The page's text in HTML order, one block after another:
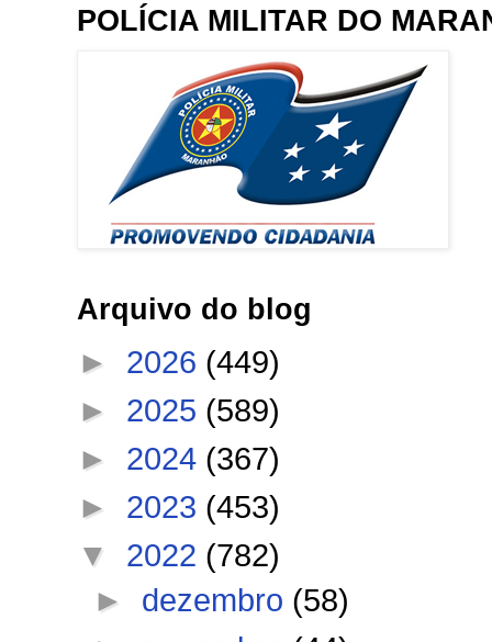
POLÍCIA MILITAR DO
Arquivo do blog
► 2026 (449)
► 2025 (589)
► 2024 (367)
► 2023 (453)
▼ 2022 (782)
► dezembro (58)